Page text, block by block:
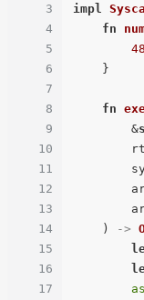
3
4
5
6
7
8
9
10
11
12
13
14
15
16
17
impl
fn
48
fn
        &
    )
->